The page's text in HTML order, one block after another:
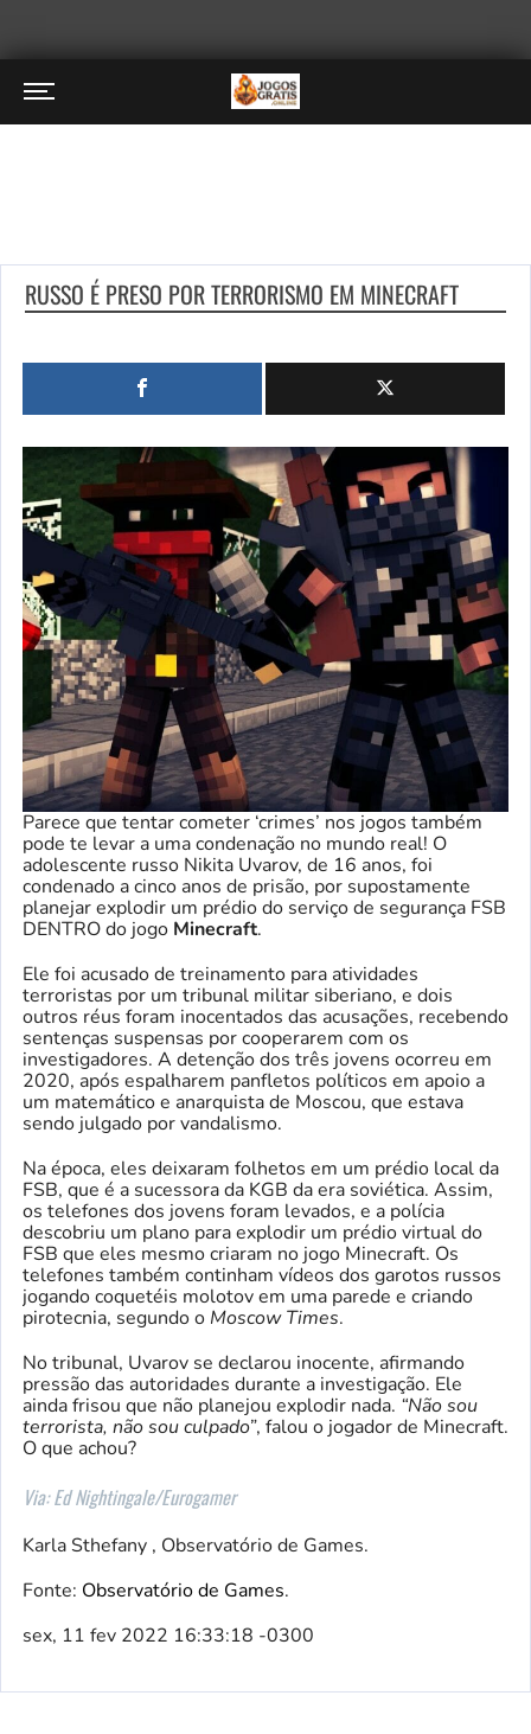
RUSSO É PRESO POR TERRORISMO EM MINECRAFT
Parece que tentar cometer ‘crimes’ nos jogos também
pode te levar a uma condenação no mundo real! O
adolescente russo Nikita Uvarov, de 16 anos, foi
condenado a cinco anos de prisão, por supostamente
planejar explodir um prédio do serviço de segurança FSB
DENTRO do jogo Minecraft.
Ele foi acusado de treinamento para atividades
terroristas por um tribunal militar siberiano, e dois
outros réus foram inocentados das acusações, recebendo
sentenças suspensas por cooperarem com os
investigadores. A detenção dos três jovens ocorreu em
2020, após espalharem panfletos políticos em apoio a
um matemático e anarquista de Moscou, que estava
sendo julgado por vandalismo.
Na época, eles deixaram folhetos em um prédio local da
FSB, que é a sucessora da KGB da era soviética. Assim,
os telefones dos jovens foram levados, e a polícia
descobriu um plano para explodir um prédio virtual do
FSB que eles mesmo criaram no jogo Minecraft. Os
telefones também continham vídeos dos garotos russos
jogando coquetéis molotov em uma parede e criando
pirotecnia, segundo o Moscow Times.
No tribunal, Uvarov se declarou inocente, afirmando
pressão das autoridades durante a investigação. Ele
ainda frisou que não planejou explodir nada. “Não sou
terrorista, não sou culpado”, falou o jogador de Minecraft.
O que achou?
Via: Ed Nightingale/Eurogamer
Karla Sthefany , Observatório de Games.
Fonte: Observatório de Games.
sex, 11 fev 2022 16:33:18 -0300